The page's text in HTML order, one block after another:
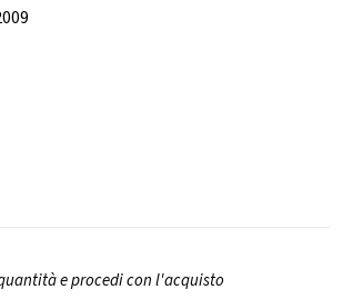
e procedi con l'acquisto